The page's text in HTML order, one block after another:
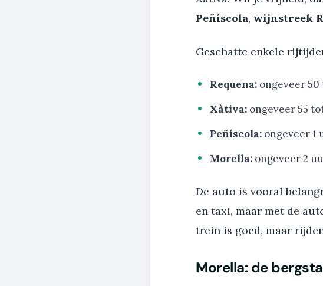
Peñíscola, wijnstreek
Geschatte enkele
Requena: ongeveer
Xàtiva: ongeveer 55
Peñíscola: ongeveer 1
Morella: ongeveer 2
De auto is vooral
en taxi, maar met de
trein is goed, maar
Morella: de